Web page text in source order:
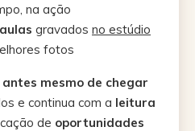
na ação
gravados no estúdio
fotos
antes mesmo de chegar
e continua com a leitura
de oportunidades